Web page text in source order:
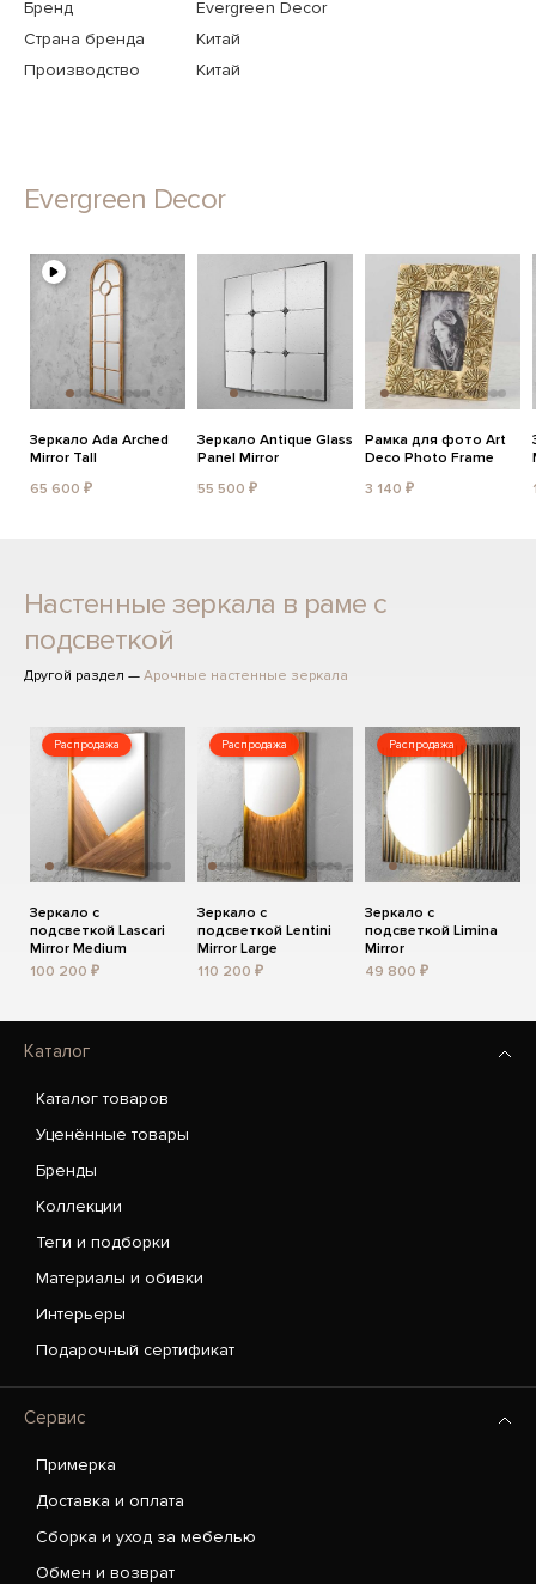
Бренд
Evergreen Decor
Страна бренда
Китай
Производство
Китай
Evergreen Decor
Зеркало Ada Arched
Mirror Tall
65 600 ₽
Зеркало Antique Glass
Panel Mirror
55 500 ₽
Рамка для фото Art
Deco Photo Frame
3 140 ₽
Настенные зеркала в раме с
подсветкой
Другой раздел — Арочные настенные зеркала
Распродажа
Зеркало с
подсветкой Lascari
Mirror Medium
100 200 ₽
Распродажа
Зеркало с
подсветкой Lentini
Mirror Large
110 200 ₽
Распродажа
Зеркало с
подсветкой Limina
Mirror
49 800 ₽
Каталог
Каталог товаров
Уценённые товары
Бренды
Коллекции
Теги и подборки
Материалы и обивки
Интерьеры
Подарочный сертификат
Сервис
Примерка
Доставка и оплата
Сборка и уход за мебелью
Обмен и возврат